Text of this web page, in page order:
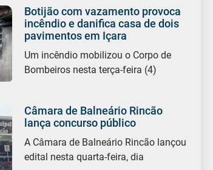
Botijão com vazamento provoca
incêndio e danifica casa de dois
pavimentos em Içara
Um incêndio mobilizou o Corpo de
Bombeiros nesta terça-feira (4)
Câmara de Balneário Rincão
lança concurso público
A Câmara de Balneário Rincão lançou
edital nesta quarta-feira, dia